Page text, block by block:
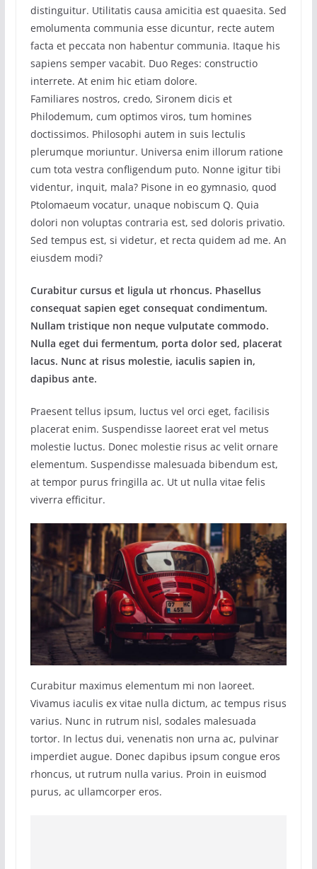
distinguitur. Utilitatis causa amicitia est quaesita. Sed
emolumenta communia esse dicuntur, recte autem
facta et peccata non habentur communia. Itaque his
sapiens semper vacabit. Duo Reges: constructio
interrete. At enim hic etiam dolore.
Familiares nostros, credo, Sironem dicis et
Philodemum, cum optimos viros, tum homines
doctissimos. Philosophi autem in suis lectulis
plerumque moriuntur. Universa enim illorum ratione
cum tota vestra confligendum puto. Nonne igitur tibi
videntur, inquit, mala? Pisone in eo gymnasio, quod
Ptolomaeum vocatur, unaque nobiscum Q. Quia
dolori non voluptas contraria est, sed doloris privatio.
Sed tempus est, si videtur, et recta quidem ad me. An
eiusdem modi?
Curabitur cursus et ligula ut rhoncus. Phasellus
consequat sapien eget consequat condimentum.
Nullam tristique non neque vulputate commodo.
Nulla eget dui fermentum, porta dolor sed, placerat
lacus. Nunc at risus molestie, iaculis sapien in,
dapibus ante.
Praesent tellus ipsum, luctus vel orci eget, facilisis
placerat enim. Suspendisse laoreet erat vel metus
molestie luctus. Donec molestie risus ac velit ornare
elementum. Suspendisse malesuada bibendum est,
at tempor purus fringilla ac. Ut ut nulla vitae felis
viverra efficitur.
Curabitur maximus elementum mi non laoreet.
Vivamus iaculis ex vitae nulla dictum, ac tempus risus
varius. Nunc in rutrum nisl, sodales malesuada
tortor. In lectus dui, venenatis non urna ac, pulvinar
imperdiet augue. Donec dapibus ipsum congue eros
rhoncus, ut rutrum nulla varius. Proin in euismod
purus, ac ullamcorper eros.